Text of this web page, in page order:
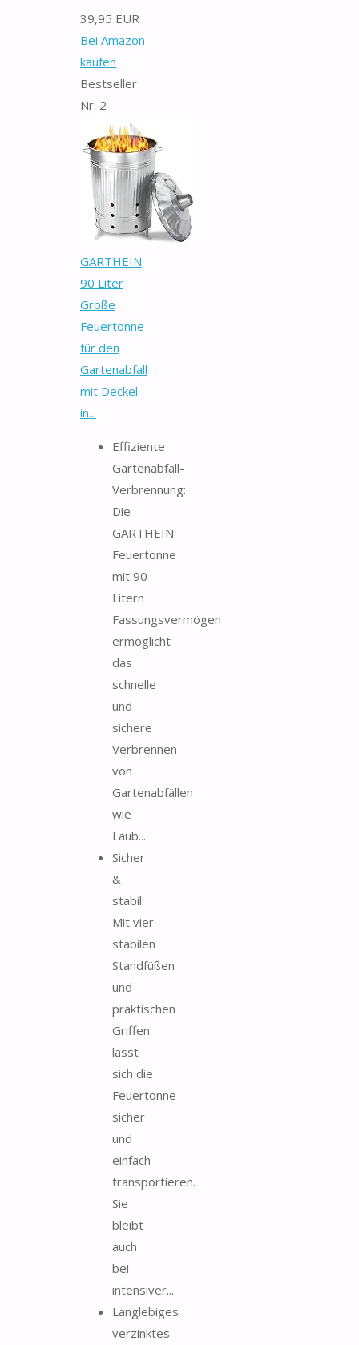
39,95 EUR
Bei Amazon
kaufen
Bestseller
Nr. 2
GARTHEIN
90 Liter
Große
Feuertonne
für den
Gartenabfall
mit Deckel
in...
Effiziente
Gartenabfall-
Verbrennung:
Die
GARTHEIN
Feuertonne
mit 90
Litern
Fassungsvermögen
ermöglicht
das
schnelle
und
sichere
Verbrennen
von
Gartenabfällen
wie
Laub...
Sicher
&
stabil:
Mit vier
stabilen
Standfüßen
und
praktischen
Griffen
lässt
sich die
Feuertonne
sicher
und
einfach
transportieren.
Sie
bleibt
auch
bei
intensiver...
Langlebiges
verzinktes